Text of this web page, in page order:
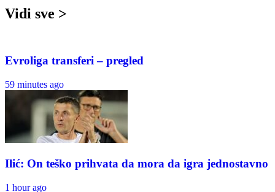
Vidi sve >
Evroliga transferi – pregled
59 minutes ago
Ilić: On teško prihvata da mora da igra jednostavno
1 hour ago